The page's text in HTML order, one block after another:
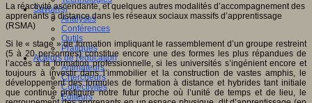
Savoir(s)
Analyses
Conférences
Outils
Pratiques
Acteurs de l'éducation
Animateurs
Chercheurs
Collectivités
Editeurs
La réactivité ascendante, et quelques autres modalités d’accompagnement des
apprenants à distance dans les réseaux sociaux massifs d’apprentissage
(RSMA)
Si le « stage » de formation impliquant le rassemblement d’un groupe restreint
(5 à 20 personnes) constitue encore une des formes les plus répandues de
l’accès à la formation professionnelle, si les universités s’ingénient encore et
toujours à investir dans l’immobilier et la construction de vastes amphis, le
développement des formules de formation à distance et hybrides tant initiale
que continue préfigure notre futur proche où l’unité de temps et de lieu, le